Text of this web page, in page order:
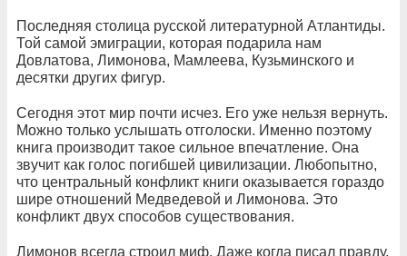
Последняя столица русской литературной Атлантиды.
Той самой эмиграции, которая подарила нам
Довлатова, Лимонова, Мамлеева, Кузьминского и
десятки других фигур.
Сегодня этот мир почти исчез. Его уже нельзя вернуть.
Можно только услышать отголоски. Именно поэтому
книга производит такое сильное впечатление. Она
звучит как голос погибшей цивилизации. Любопытно,
что центральный конфликт книги оказывается гораздо
шире отношений Медведевой и Лимонова. Это
конфликт двух способов существования.
Лимонов всегда строил миф. Даже когда писал правду.